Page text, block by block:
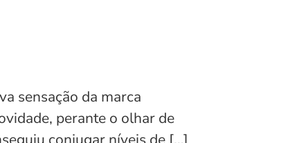
sensação da marca
perante o olhar de